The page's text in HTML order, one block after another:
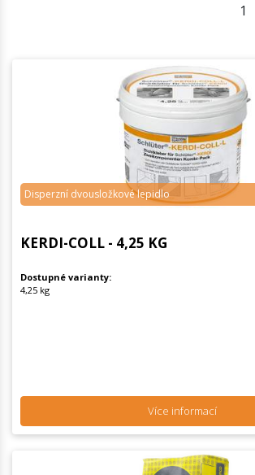
1
Disperzní dvousložkové lepidlo
KERDI-COLL - 4,25 KG
Dostupné varianty:
4,25 kg
Více informací